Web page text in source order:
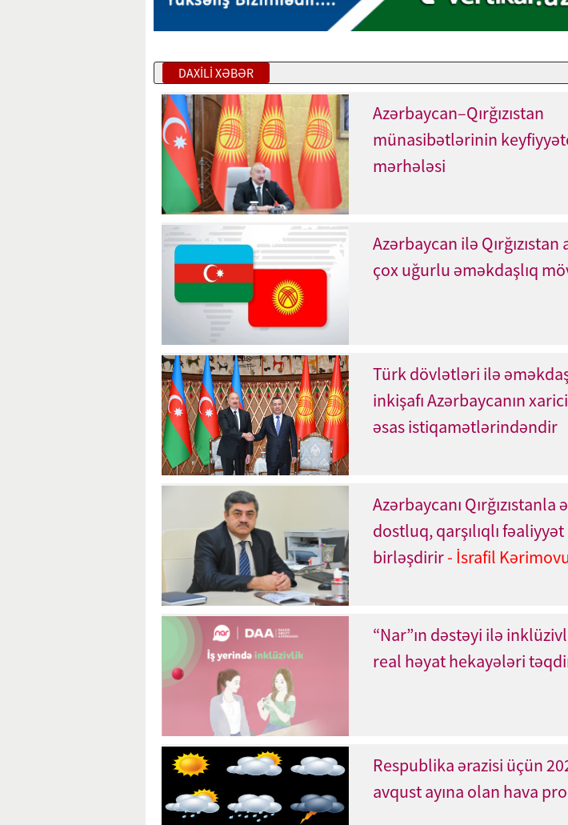
DAXİLİ XƏBƏR
Azərbaycan–Qırğızıstan
münasibətlərinin
mərhələsi
Azərbaycan ilə Qırğızıstan
çox uğurlu əməkdaşlıq
Türk dövlətləri ilə
inkişafı Azərbaycanın
əsas istiqamətlərindəndir
Azərbaycanı Qırğızıstanla
dostluq, qarşılıqlı fəaliyyət
birləşdirir- İsrafil
“Nar”ın dəstəyi ilə
real həyat hekayələri
Respublika ərazisi üçün
avqust ayına olan hava